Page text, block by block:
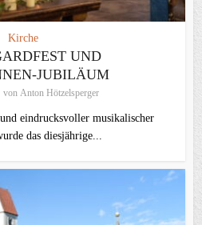
Kirche
UND
JUBILÄUM
von Anton Hötzelsperger
eindrucksvoller musikalischer
das diesjährige...